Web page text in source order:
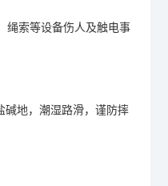
绳索等设备伤人及触电事
碱地，潮湿路滑，谨防摔